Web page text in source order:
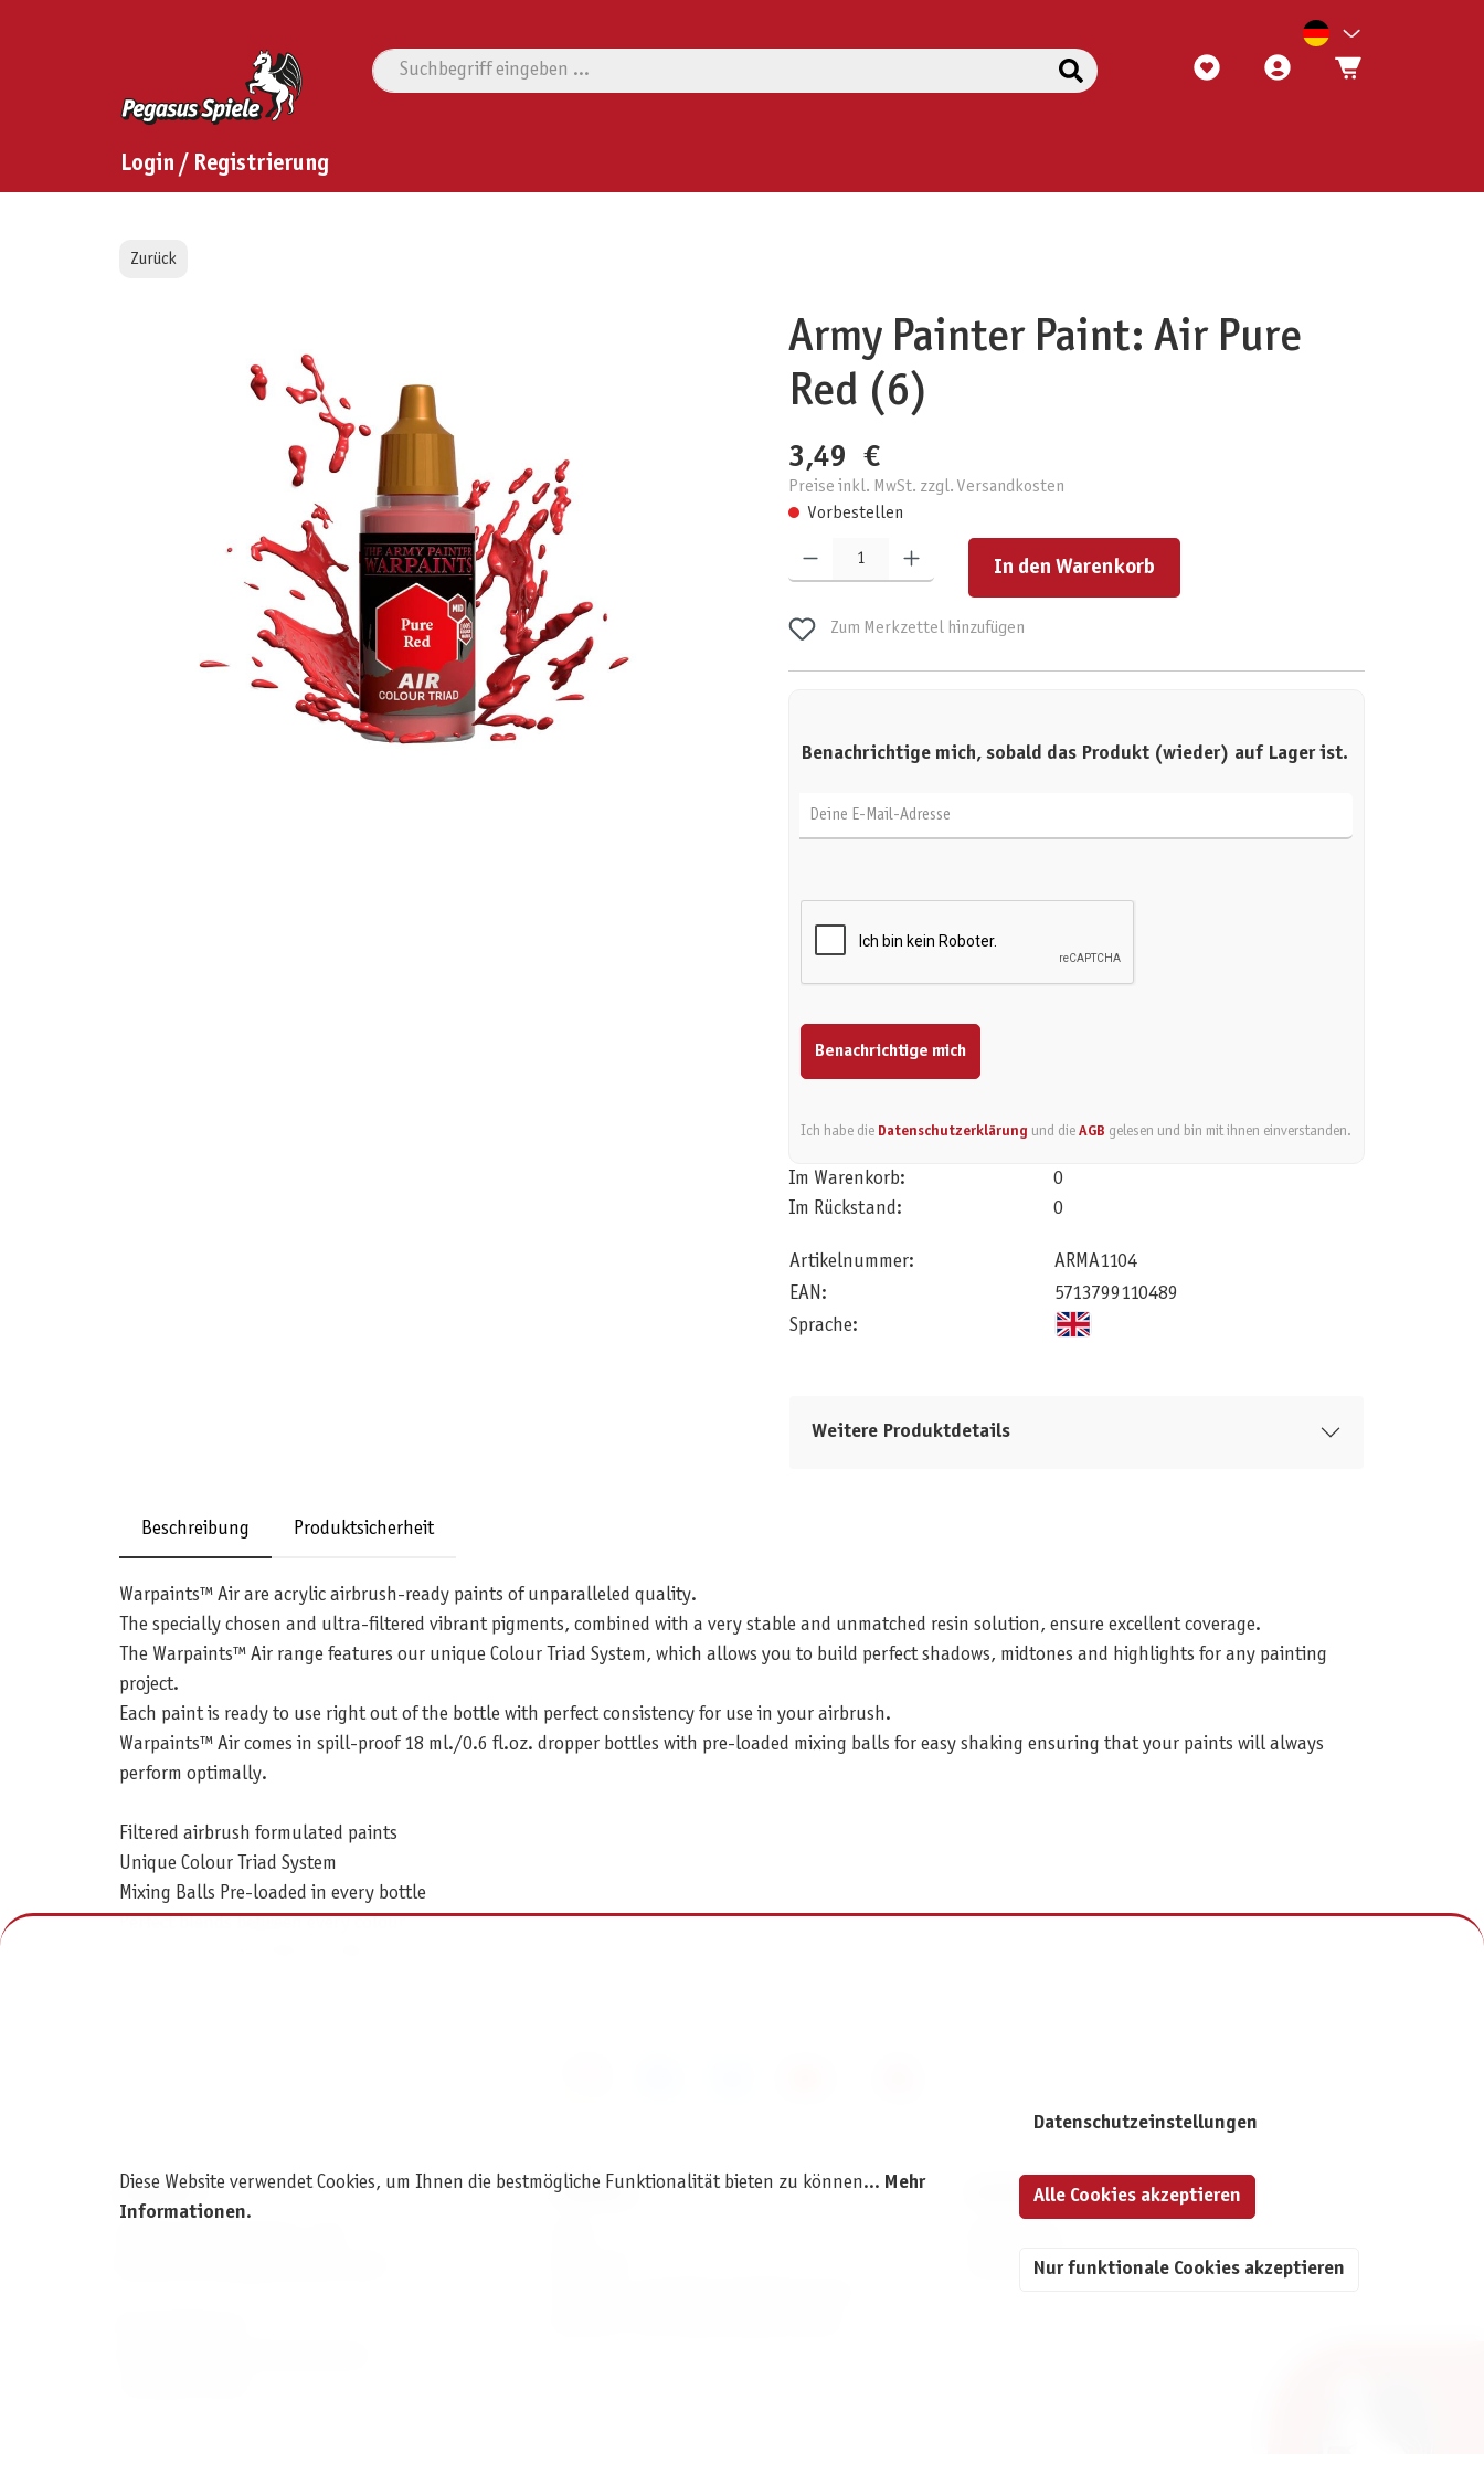
Login / Registrierung
Zurück
Army Painter Paint: Air Pure
Red (6)
3,49 €
Preise inkl. MwSt. zzgl. Versandkosten
Vorbestellen
Produkt Anzahl: Gib den gewünschten Wert ein oder benutze die Schaltflächen um die Anzahl zu erhöhen oder zu reduzieren.
In den Warenkorb
Zum Merkzettel hinzufügen
Benachrichtige mich, sobald das Produkt (wieder) auf Lager ist.
Benachrichtige mich
Ich habe die Datenschutzerklärung und dieAGB gelesen und bin mit ihnen einverstanden.
Im Warenkorb:
0
Im Rückstand:
0
Artikelnummer:
ARMA1104
EAN:
5713799110489
Sprache:
Weitere Produktdetails
Beschreibung Produktsicherheit
Warpaints™ Air are acrylic airbrush-ready paints of unparalleled quality.
The specially chosen and ultra-filtered vibrant pigments, combined with a very stable and unmatched resin solution, ensure excellent coverage.
The Warpaints™ Air range features our unique Colour Triad System, which allows you to build perfect shadows, midtones and highlights for any painting
project.
Each paint is ready to use right out of the bottle with perfect consistency for use in your airbrush.
Warpaints™ Air comes in spill-proof 18 ml./0.6 fl.oz. dropper bottles with pre-loaded mixing balls for easy shaking ensuring that your paints will always
perform optimally.
Filtered airbrush formulated paints
Unique Colour Triad System
Mixing Balls Pre-loaded in every bottle
KONTAKT SERVICE INFORMATIONEN
Datenschutz
Diese Website verwendet Cookies, um Ihnen die bestmögliche Funktionalität bieten zu können... Mehr
Informationen.
Datenschutzeinstellungen
Nur funktionale Cookies akzeptieren
Alle Cookies akzeptieren